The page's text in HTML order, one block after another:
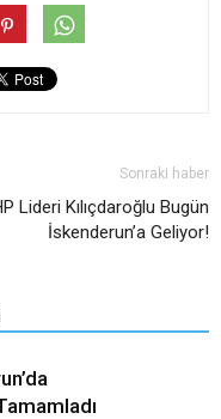
Sonraki haber
Lideri Kılıçdaroğlu Bugün
İskenderun’a Geliyor!